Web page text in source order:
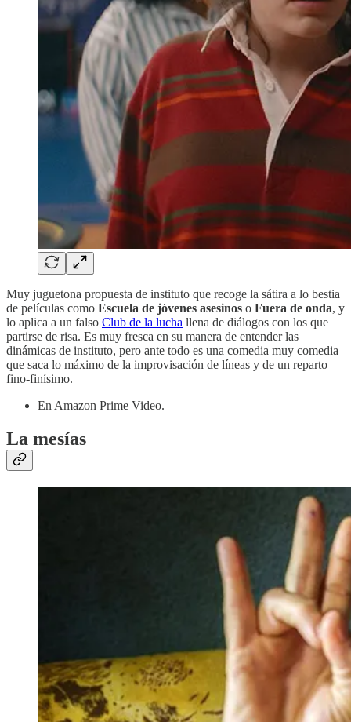
Muy juguetona propuesta de instituto que recoge la sátira a lo bestia
de películas como Escuela de jóvenes asesinos o Fuera de onda, y
lo aplica a un falso Club de la lucha llena de diálogos con los que
partirse de risa. Es muy fresca en su manera de entender las
dinámicas de instituto, pero ante todo es una comedia muy comedia
que saca lo máximo de la improvisación de líneas y de un reparto
fino-finísimo.
En Amazon Prime Video.
La mesías